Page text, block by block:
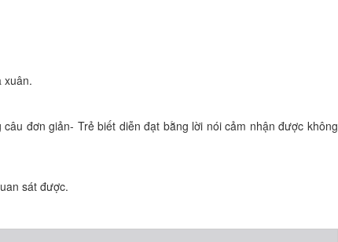
xuân.
đơn giản- Trẻ biết diễn đạt bằng lời nói cảm nhận được không
sát được.